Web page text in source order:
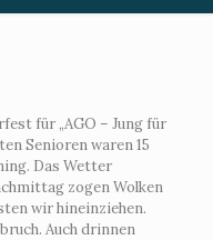
für „AGO – Jung für
Senioren waren 15
Das Wetter
zogen Wolken
wir hineinziehen.
Auch drinnen